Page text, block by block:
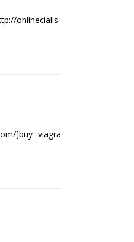
onlinecialis-
]buy viagra